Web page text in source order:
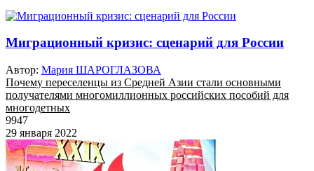
Миграционный кризис: сценарий для России
Автор: Мария ШАРОГЛАЗОВА
Почему переселенцы из Средней Азии стали основными
получателями многомиллионных российских пособий для
многодетных
9947
29 января 2022